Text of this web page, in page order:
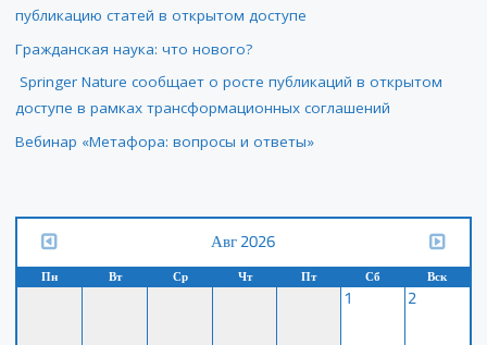
публикацию статей в открытом доступе
Гражданская наука: что нового?
Springer Nature сообщает о росте публикаций в открытом
доступе в рамках трансформационных соглашений
Вебинар «Метафора: вопросы и ответы»
Авг 2026
Пн Вт Ср Чт Пт Сб Вск
1 2